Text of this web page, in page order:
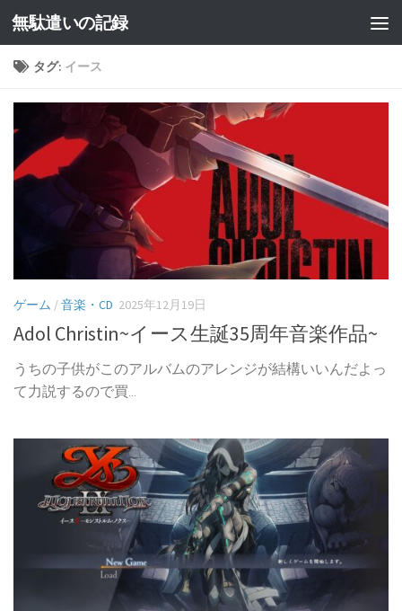
コンテンツへスキップ
無駄遣いの記録
タグ: イース
ゲーム /音楽・CD 2025年12月19日
Adol Christin~イース生誕35周年音楽作品~
うちの子供がこのアルバムのアレンジが結構いいんだよっ
て力説するので買...